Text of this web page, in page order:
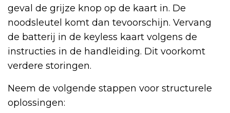
geval de grijze knop op de kaart in. De
noodsleutel komt dan tevoorschijn. Vervang
de batterij in de keyless kaart volgens de
instructies in de handleiding. Dit voorkomt
verdere storingen.
Neem de volgende stappen voor structurele
oplossingen: